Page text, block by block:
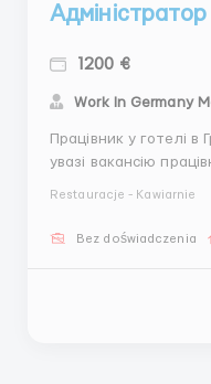
1200 €
Work In Germany
Працівник у готелі в Греції
увазі вакансію
обов’язкове, але
Restauracje - Kawiarnie
Bez doświadczenia